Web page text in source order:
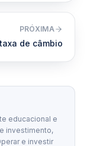
PRÓXIMA
de câmbio
educacional e
investimento,
e investir